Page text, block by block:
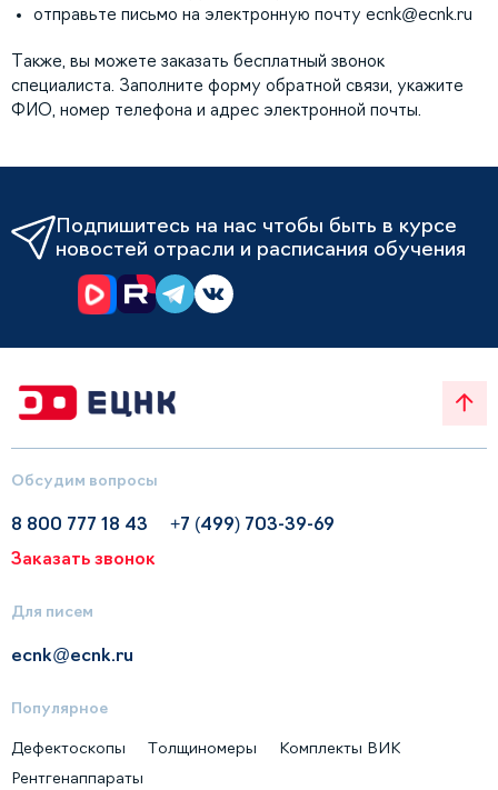
отправьте письмо на электронную почту ecnk@ecnk.ru
Также, вы можете заказать бесплатный звонок
специалиста. Заполните форму обратной связи, укажите
ФИО, номер телефона и адрес электронной почты.
Подпишитесь на нас чтобы быть в курсе
новостей отрасли и расписания обучения
Обсудим вопросы
8 800 777 18 43
+7 (499) 703-39-69
Заказать звонок
Для писем
ecnk@ecnk.ru
Популярное
Дефектоскопы Толщиномеры
Комплекты ВИК
Рентгенаппараты